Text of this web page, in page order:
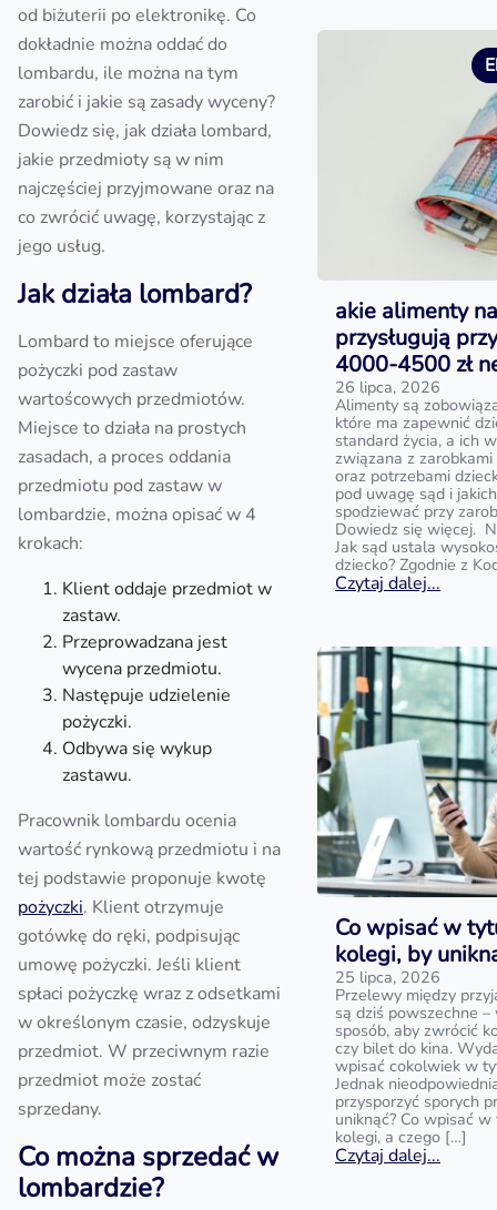
od biżuterii po elektronikę. Co
dokładnie można oddać do
lombardu, ile można na tym
zarobić i jakie są zasady wyceny?
Dowiedz się, jak działa lombard,
jakie przedmioty są w nim
najczęściej przyjmowane oraz na
co zwrócić uwagę, korzystając z
jego usług.
Jak działa lombard?
Lombard to miejsce oferujące
pożyczki pod zastaw
wartoścowych przedmiotów.
Miejsce to działa na prostych
zasadach, a proces oddania
przedmiotu pod zastaw w
lombardzie, można opisać w 4
krokach:
Klient oddaje przedmiot w
zastaw.
Przeprowadzana jest
wycena przedmiotu.
Następuje udzielenie
pożyczki.
Odbywa się wykup
zastawu.
Pracownik lombardu ocenia
wartość rynkową przedmiotu i na
tej podstawie proponuje kwotę
pożyczki. Klient otrzymuje
gotówkę do ręki, podpisując
umowę pożyczki. Jeśli klient
spłaci pożyczkę wraz z odsetkami
w określonym czasie, odzyskuje
przedmiot. W przeciwnym razie
przedmiot może zostać
sprzedany.
Co można sprzedać w
lombardzie?
akie alimenty
przysługują
4000-4500 zł
26 lipca, 2026
Alimenty są
które ma zapewnić
standard życia, a ich
związana z
oraz potrzebami
pod uwagę sąd i
spodziewać przy
Dowiedz się więcej.
Jak sąd ustala
dziecko? Zgodnie z
Czytaj dalej...
Co wpisać w
kolegi, by
25 lipca, 2026
Przelewy między
są dziś powszechne
sposób, aby zwrócić
czy bilet do kina.
wpisać cokolwiek w
Jednak
przysporzyć sporych
uniknąć? Co wpisać
kolegi, a czego […]
Czytaj dalej...